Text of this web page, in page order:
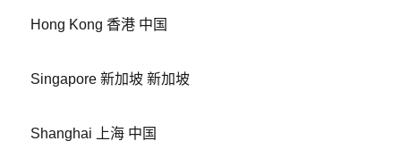
Hong Kong 香港 中国
Singapore 新加坡 新加坡
Shanghai 上海 中国